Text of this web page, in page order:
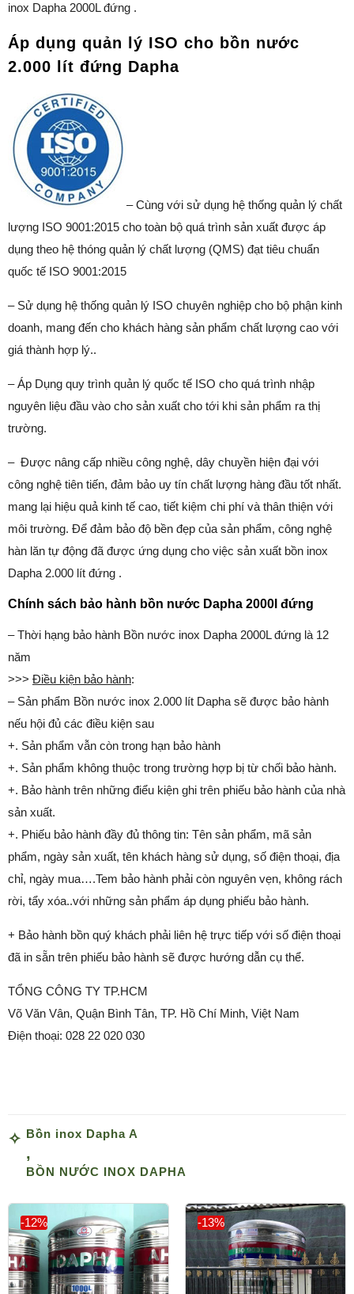
inox Dapha 2000L đứng .
Áp dụng quản lý ISO cho bồn nước
2.000 lít đứng Dapha
– Cùng với sử dụng hệ thống quản lý chất
lượng ISO 9001:2015 cho toàn bộ quá trình sản xuất được áp
dụng theo hệ thóng quản lý chất lượng (QMS) đạt tiêu chuẩn
quốc tế ISO 9001:2015
– Sử dụng hệ thống quản lý ISO chuyên nghiệp cho bộ phận kinh
doanh, mang đến cho khách hàng sản phẩm chất lượng cao với
giá thành hợp lý..
– Áp Dụng quy trình quản lý quốc tế ISO cho quá trình nhập
nguyên liệu đầu vào cho sản xuất cho tới khi sản phẩm ra thị
trường.
– Được nâng cấp nhiều công nghệ, dây chuyền hiện đại với
công nghệ tiên tiến, đảm bảo uy tín chất lượng hàng đầu tốt nhất.
mang lại hiệu quả kinh tế cao, tiết kiệm chi phí và thân thiện với
môi trường. Để đảm bảo độ bền đẹp của sản phẩm, công nghệ
hàn lăn tự động đã được ứng dụng cho việc sản xuất bồn inox
Dapha 2.000 lít đứng .
Chính sách bảo hành bồn nước Dapha 2000l đứng
– Thời hạng bảo hành Bồn nước inox Dapha 2000L đứng là 12
năm
>>> Điều kiện bảo hành:
– Sản phẩm Bồn nước inox 2.000 lít Dapha sẽ được bảo hành
nếu hội đủ các điều kiện sau
+. Sản phẩm vẫn còn trong hạn bảo hành
+. Sản phẩm không thuộc trong trường hợp bị từ chối bảo hành.
+. Bảo hành trên những điểu kiện ghi trên phiếu bảo hành của nhà
sản xuất.
+. Phiếu bảo hành đầy đủ thông tin: Tên sản phẩm, mã sản
phẩm, ngày sản xuất, tên khách hàng sử dụng, số điện thoại, địa
chỉ, ngày mua….Tem bảo hành phải còn nguyên vẹn, không rách
rời, tẩy xóa..với những sản phẩm áp dụng phiếu bảo hành.
+ Bảo hành bồn quý khách phải liên hệ trực tiếp với số điện thoại
đã in sẵn trên phiếu bảo hành sẽ được hướng dẫn cụ thể.
TỔNG CÔNG TY TP.HCM
Võ Văn Vân, Quận Bình Tân, TP. Hồ Chí Minh, Việt Nam
Điện thoại: 028 22 020 030
Bồn inox Dapha A
,
BỒN NƯỚC INOX DAPHA
-12% -13%